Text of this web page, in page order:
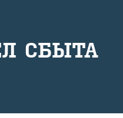
СБЫТА